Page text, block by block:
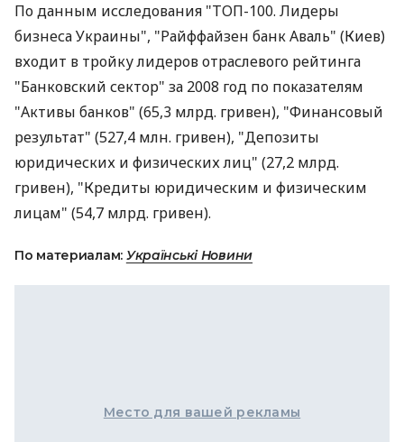
По данным исследования "ТОП-100. Лидеры
бизнеса Украины", "Райффайзен банк Аваль" (Киев)
входит в тройку лидеров отраслевого рейтинга
"Банковский сектор" за 2008 год по показателям
"Активы банков" (65,3 млрд. гривен), "Финансовый
результат" (527,4 млн. гривен), "Депозиты
юридических и физических лиц" (27,2 млрд.
гривен), "Кредиты юридическим и физическим
лицам" (54,7 млрд. гривен).
По материалам: Українські Новини
Место для вашей рекламы